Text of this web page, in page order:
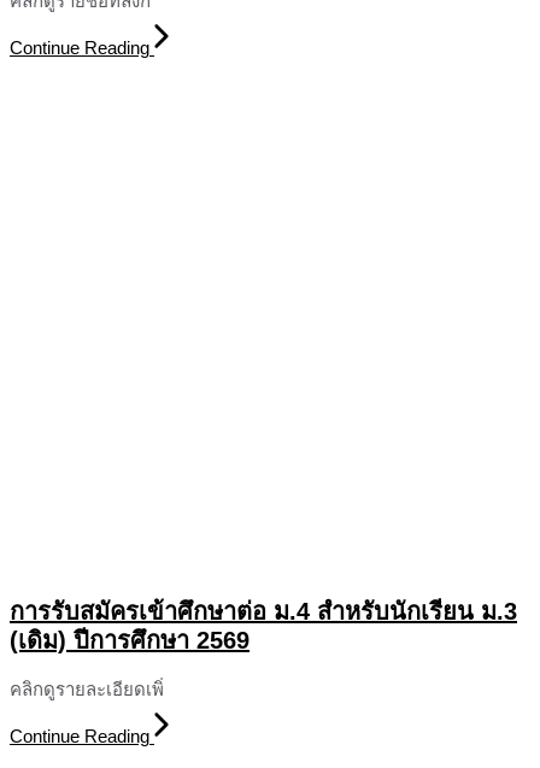
Continue Reading
การรับสมัครเข้าศึกษาต่อ ม.4 สำหรับนักเรียน ม.3
(เดิม) ปีการศึกษา 2569
คลิกดูรายละเอียดเพิ่
Continue Reading